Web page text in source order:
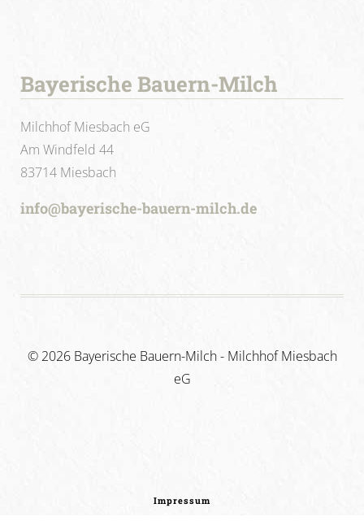
Bayerische Bauern-Milch
Milchhof Miesbach eG
Am Windfeld 44
83714 Miesbach
info@bayerische-bauern-milch.de
© 2026 Bayerische Bauern-Milch - Milchhof Miesbach
eG
Impressum